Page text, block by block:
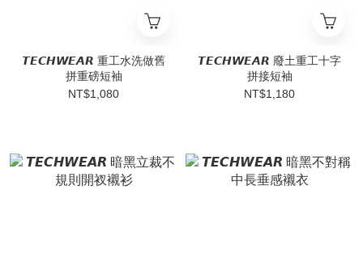
𝙏𝙀𝘾𝙃𝙒𝙀𝘼𝙍 重工水洗做舊
拼重磅短袖
NT$1,080
𝙏𝙀𝘾𝙃𝙒𝙀𝘼𝙍 廢土重工十字
拼接短袖
NT$1,180